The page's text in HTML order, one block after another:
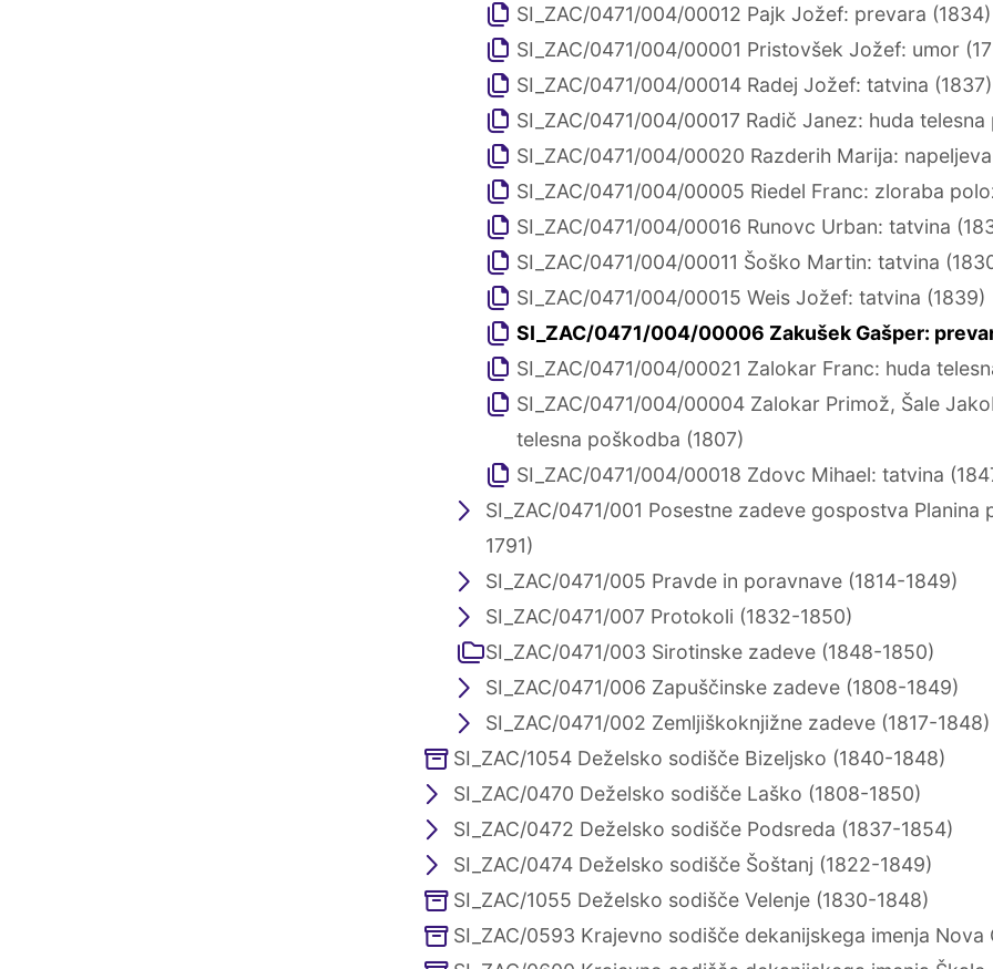
SI_ZAC/0471/004/00012 Pajk Jožef: prevara (1834)
SI_ZAC/0471/004/00001 Pristovšek Jožef: umor
SI_ZAC/0471/004/00014 Radej Jožef: tatvina (1837)
SI_ZAC/0471/004/00017 Radič Janez: huda
SI_ZAC/0471/004/00020 Razderih Marija:
SI_ZAC/0471/004/00005 Riedel Franc: zloraba
SI_ZAC/0471/004/00016 Runovc Urban: tatvina
SI_ZAC/0471/004/00011 Šoško Martin: tatvina
SI_ZAC/0471/004/00015 Weis Jožef: tatvina (1839)
SI_ZAC/0471/004/00006 Zakušek Gašper:
SI_ZAC/0471/004/00021 Zalokar Franc: huda
SI_ZAC/0471/004/00004 Zalokar Primož, Šale
telesna poškodba (1807)
SI_ZAC/0471/004/00018 Zdovc Mihael: tatvina
SI_ZAC/0471/001 Posestne zadeve gospostva Planina
1791)
SI_ZAC/0471/005 Pravde in poravnave (1814-1849)
SI_ZAC/0471/007 Protokoli (1832-1850)
SI_ZAC/0471/003 Sirotinske zadeve (1848-1850)
SI_ZAC/0471/006 Zapuščinske zadeve (1808-1849)
SI_ZAC/0471/002 Zemljiškoknjižne zadeve (1817-1848)
SI_ZAC/1054 Deželsko sodišče Bizeljsko (1840-1848)
SI_ZAC/0470 Deželsko sodišče Laško (1808-1850)
SI_ZAC/0472 Deželsko sodišče Podsreda (1837-1854)
SI_ZAC/0474 Deželsko sodišče Šoštanj (1822-1849)
SI_ZAC/1055 Deželsko sodišče Velenje (1830-1848)
SI_ZAC/0593 Krajevno sodišče dekanijskega imenja